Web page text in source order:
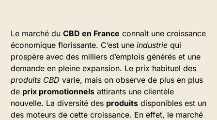
Le marché du CBD en France connaît une croissance
économique florissante. C’est une industrie qui
prospère avec des milliers d’emplois générés et une
demande en pleine expansion. Le prix habituel des
produits CBD varie, mais on observe de plus en plus
de prix promotionnels attirants une clientèle
nouvelle. La diversité des produits disponibles est un
des moteurs de cette croissance. En effet, le marché